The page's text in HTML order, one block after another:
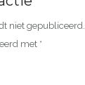
niet gepubliceerd.
met *